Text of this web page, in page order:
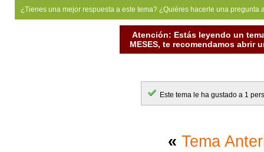
¿Tienes una mejor respuesta a este tema? ¿Quiéres hacerle una
Atención: Estás leyendo un
MESES, te recomendamos abrir
Este tema le ha gustado a 1
« Tema